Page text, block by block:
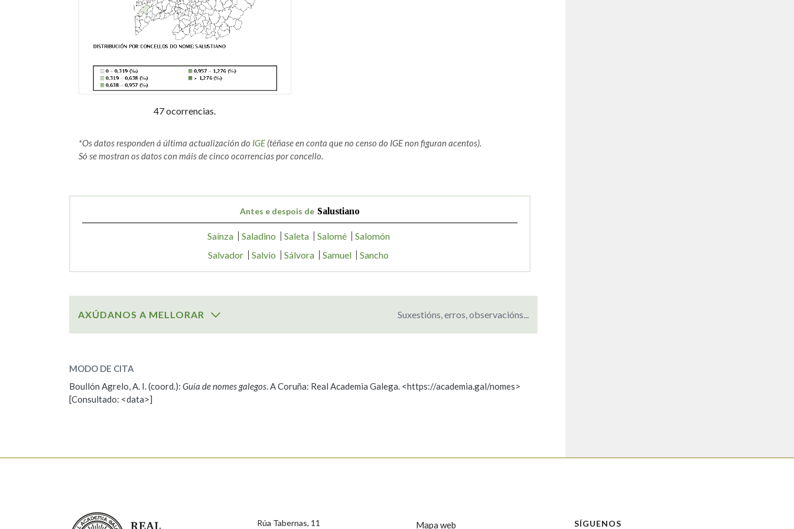
47 ocorrencias.
*Os datos responden á última actualización do IGE (téñase en conta que no censo do IGE non figuran acentos).
Só se mostran os datos con máis de cinco ocorrencias por concello.
Antes e despois de Salustiano
Saínza Saladino Saleta Salomé
Salomón
Salvador
Salvio Sálvora Samuel Sancho
AXÚDANOS A MELLORAR Suxestións, erros, observacións...
Salustiano
ESCOLLE UNHA OPCIÓN:
MODO DE CITA
Boullón Agrelo, A. I. (coord.): Guía de nomes galegos. A Coruña: Real Academia Galega. <https://academia.gal/nomes>
[Consultado: <data>]
Real Academia Galega
Rúa Tabernas, 11
Mapa web SÍGUENOS